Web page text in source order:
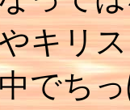
キリ
でち